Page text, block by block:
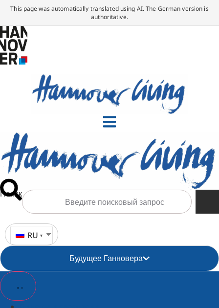
This page was automatically translated using AI. The German version is
authoritative.
Поиск
RU
Будущее Ганновера